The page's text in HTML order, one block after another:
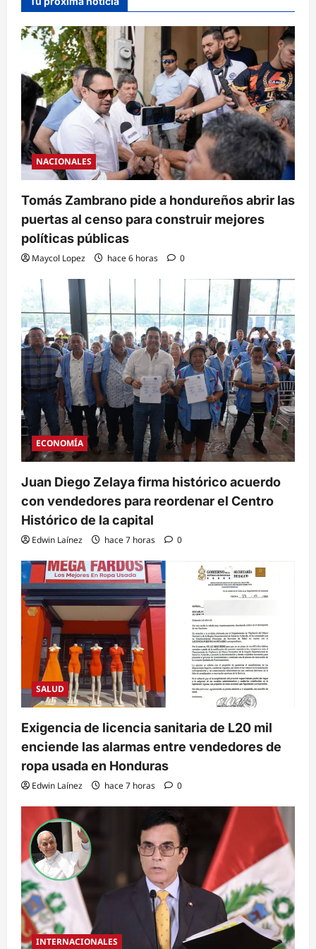
NACIONALES
Tomás Zambrano pide a hondureños abrir las
puertas al censo para construir mejores
políticas públicas
Maycol Lopez hace 6 horas 0
ECONOMÍA
Juan Diego Zelaya firma histórico acuerdo
con vendedores para reordenar el Centro
Histórico de la capital
Edwin Laínez hace 7 horas 0
SALUD
Exigencia de licencia sanitaria de L20 mil
enciende las alarmas entre vendedores de
ropa usada en Honduras
Edwin Laínez hace 7 horas 0
INTERNACIONALES